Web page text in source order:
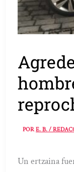
PORE. B. /
Un ertzaina